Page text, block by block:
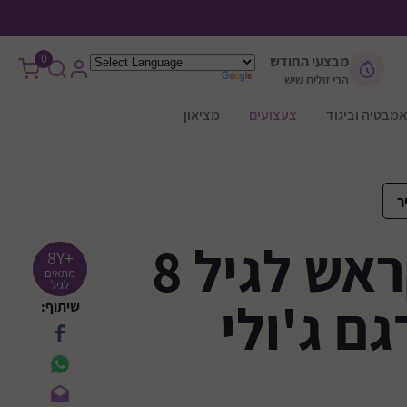
אמבטיה וביגוד צעצועים מציאון
מבצעי החודש
הכי זולים שיש
0
קסדה קראש לגיל 8
ג'ולי
+8Y
מתאים
לגיל
שיתוף: